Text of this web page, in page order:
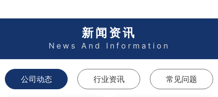
新闻资讯
News And Information
公司动态 行业资讯 常见问题